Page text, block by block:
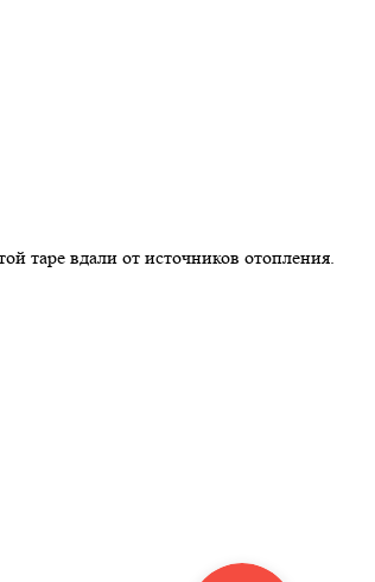
таре вдали от источников отопления.